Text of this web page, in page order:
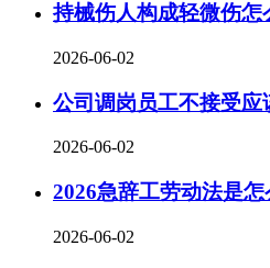
持械伤人构成轻微伤怎
2026-06-02
公司调岗员工不接受
2026-06-02
2026急辞工劳动法是
2026-06-02